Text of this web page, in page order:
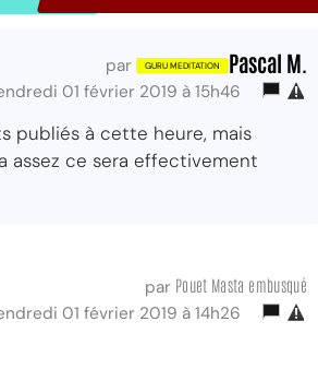
par Pascal M.
01 février 2019 à 15h46
publiés à cette heure, mais
assez ce sera effectivement
par Pouet Masta embusqué
01 février 2019 à 14h26